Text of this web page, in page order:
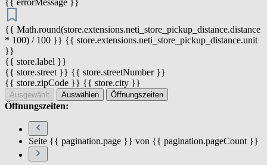
{{ errorMessage }}
{{ Math.round(store.extensions.neti_store_pickup_distance.distance
* 100) / 100 }} {{ store.extensions.neti_store_pickup_distance.unit
}}
{{ store.label }}
{{ store.street }} {{ store.streetNumber }}
{{ store.zipCode }} {{ store.city }}
Ausgewählt Auswählen Öffnungszeiten
Öffnungszeiten:
Seite {{ pagination.page }} von {{ pagination.pageCount }}